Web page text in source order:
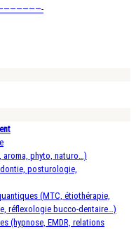
aroma, phyto, naturo…)
posturologie,
(MTC, étiothérapie,
réflexologie bucco-dentaire…)
(hypnose, EMDR, relations